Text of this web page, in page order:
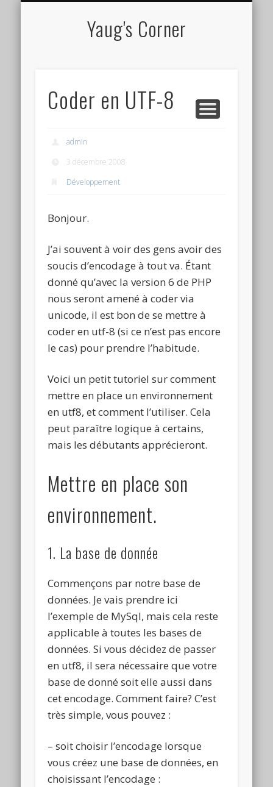
Yaug's Corner
Coder en UTF-8
admin
3 décembre 2008
Développement
Bonjour.
J’ai souvent à voir des gens avoir des
soucis d’encodage à tout va. Étant
donné qu’avec la version 6 de PHP
nous seront amené à coder via
unicode, il est bon de se mettre à
coder en utf-8 (si ce n’est pas encore
le cas) pour prendre l’habitude.
Voici un petit tutoriel sur comment
mettre en place un environnement
en utf8, et comment l’utiliser. Cela
peut paraître logique à certains,
mais les débutants apprécieront.
Mettre en place son
environnement.
1. La base de donnée
Commençons par notre base de
données. Je vais prendre ici
l’exemple de MySql, mais cela reste
applicable à toutes les bases de
données. Si vous décidez de passer
en utf8, il sera nécessaire que votre
base de donné soit elle aussi dans
cet encodage. Comment faire? C’est
très simple, vous pouvez :
– soit choisir l’encodage lorsque
vous créez une base de données, en
choisissant l’encodage :